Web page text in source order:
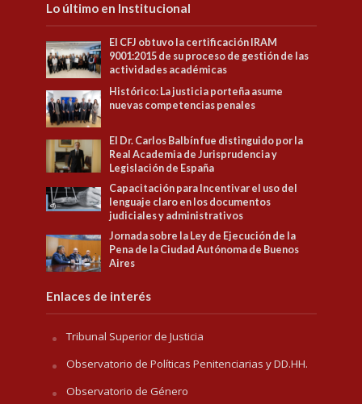
Lo último en Institucional
El CFJ obtuvo la certificación IRAM
9001:2015 de su proceso de gestión de las
actividades académicas
Histórico: La justicia porteña asume
nuevas competencias penales
El Dr. Carlos Balbín fue distinguido por la
Real Academia de Jurisprudencia y
Legislación de España
Capacitación para Incentivar el uso del
lenguaje claro en los documentos
judiciales y administrativos
Jornada sobre la Ley de Ejecución de la
Pena de la Ciudad Autónoma de Buenos
Aires
Enlaces de interés
Tribunal Superior de Justicia
Observatorio de Políticas Penitenciarias y DD.HH.
Observatorio de Género